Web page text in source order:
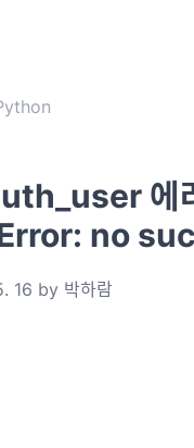
에
no
16 by 박하람